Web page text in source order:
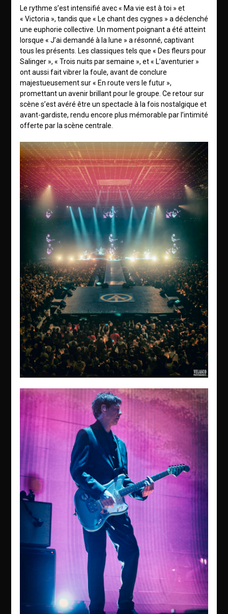
Le rythme s’est intensifié avec « Ma vie est à toi » et
« Victoria », tandis que « Le chant des cygnes » a déclenché
une euphorie collective. Un moment poignant a été atteint
lorsque « J’ai demandé à la lune » a résonné, captivant
tous les présents. Les classiques tels que « Des fleurs pour
Salinger », « Trois nuits par semaine », et « L’aventurier »
ont aussi fait vibrer la foule, avant de conclure
majestueusement sur « En route vers le futur »,
promettant un avenir brillant pour le groupe. Ce retour sur
scène s’est avéré être un spectacle à la fois nostalgique et
avant-gardiste, rendu encore plus mémorable par l’intimité
offerte par la scène centrale.